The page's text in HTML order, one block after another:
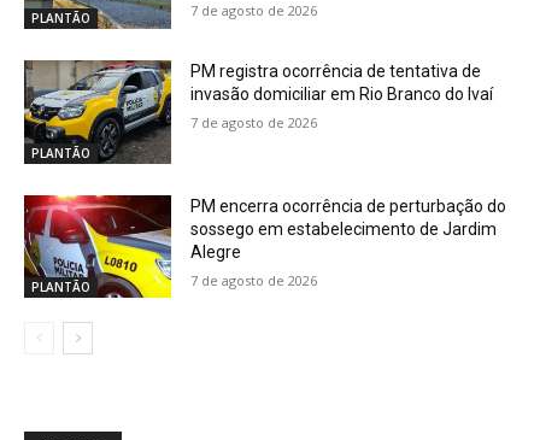
PLANTÃO 7 de agosto de 2026
PLANTÃO
PM registra ocorrência de tentativa de
invasão domiciliar em Rio Branco do Ivaí
7 de agosto de 2026
PLANTÃO
PM encerra ocorrência de perturbação do
sossego em estabelecimento de Jardim
Alegre
7 de agosto de 2026